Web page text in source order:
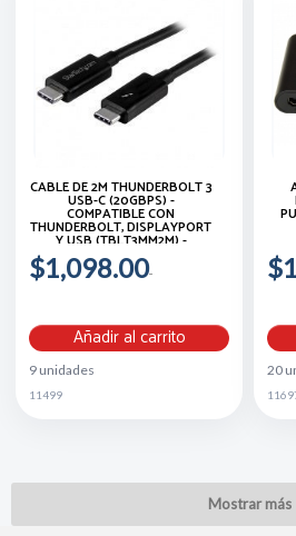
CABLE DE 2M THUNDERBOLT 3
USB-C (20GBPS) -
COMPATIBLE CON
THUNDERBOLT, DISPLAYPORT
Y USB (TBLT3MM2M) -
STARTECH.COM MOD.
TBLT3MM2M
$1,098.00
Añadir al carrito
9 unidades
11499
20
Mostrar más